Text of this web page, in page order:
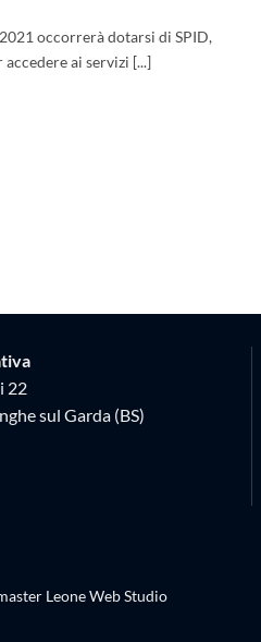
occorrerà dotarsi di SPID,
accedere ai servizi [...]
22
sul Garda (BS)
Leone Web Studio